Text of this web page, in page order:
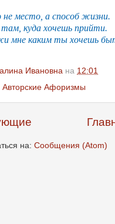
не место, а способ жизни.
куда хочешь прийти.
мне каким ты хочешь
Ивановна на 12:01
Авторские Афоризмы
на: Сообщения (Atom)